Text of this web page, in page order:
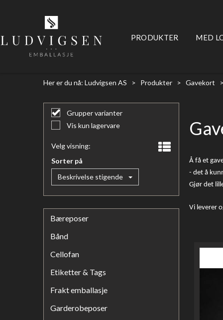
PRODUKTER MED
Her er du nå: Ludvigsen AS > Produkter > Gavekort
Grupper varianter
Vis kun lagervare
Velg visning:
Sorter på
Beskrivelse stigende
Bæreposer
Bånd
Cellofan
Etiketter & Tags
Frakt emballasje
Garderobeposer
Å få et
- det å
Gjør det
Vi leverer